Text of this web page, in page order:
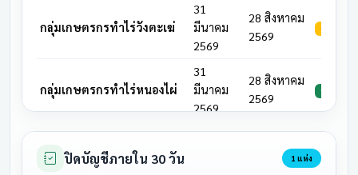
กลุ่มเกษตรกรทำไร่วังตะเฆ่
31
มีนาคม
2569
28 สิงหาคม
2569
รอดำเนิน
กลุ่มเกษตรกรทำไร่หนองไผ่
31
มีนาคม
2569
28 สิงหาคม
2569
ประชุมแ
ตาด
31
รอดำเนิน
ปิดบัญชีภายใน 30 วัน 1 แห่ง